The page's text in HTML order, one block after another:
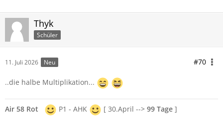
Thyk
Schüler
11. Juli 2026 Neu #70
..die halbe Multiplikation...
Air 58 Rot P1 - AHK [ 30.April --> 99 Tage ]